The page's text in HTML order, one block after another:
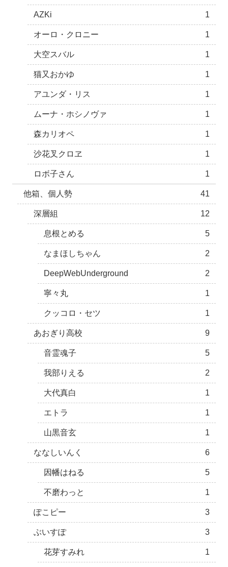
AZKi 1
オーロ・クロニー 1
大空スバル 1
猫又おかゆ 1
アユンダ・リス 1
ムーナ・ホシノヴァ 1
森カリオペ 1
沙花叉クロヱ 1
ロボ子さん 1
他箱、個人勢 41
深層組 12
息根とめる 5
なまほしちゃん 2
DeepWebUnderground 2
寧々丸 1
クッコロ・セツ 1
あおぎり高校 9
音霊魂子 5
我部りえる 2
大代真白 1
エトラ 1
山黒音玄 1
ななしいんく 6
因幡はねる 5
不磨わっと 1
ぽこピー 3
ぶいすぽ 3
花芽すみれ 1